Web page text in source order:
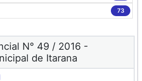
73
N° 49 / 2016 -
de Itarana